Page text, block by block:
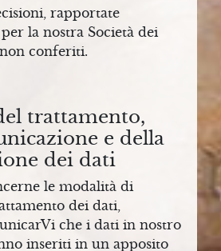
rapportate
la nostra Società dei
conferiti.
trattamento,
e della
dei dati
le modalità di
dei dati,
che i dati in nostro
inseriti in un apposito